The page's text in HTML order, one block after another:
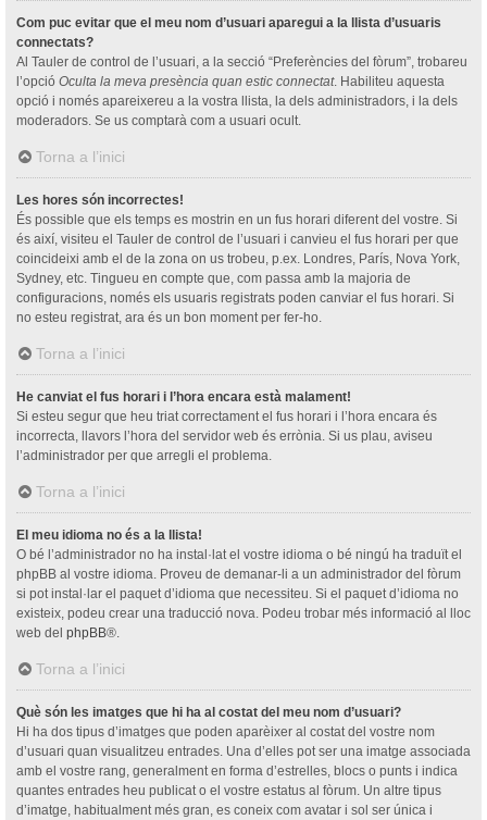
Com puc evitar que el meu nom d’usuari aparegui a la llista d’usuaris
connectats?
Al Tauler de control de l’usuari, a la secció “Preferències del fòrum”, trobareu
l’opció Oculta la meva presència quan estic connectat. Habiliteu aquesta
opció i només apareixereu a la vostra llista, la dels administradors, i la dels
moderadors. Se us comptarà com a usuari ocult.
Torna a l’inici
Les hores són incorrectes!
És possible que els temps es mostrin en un fus horari diferent del vostre. Si
és així, visiteu el Tauler de control de l’usuari i canvieu el fus horari per que
coincideixi amb el de la zona on us trobeu, p.ex. Londres, París, Nova York,
Sydney, etc. Tingueu en compte que, com passa amb la majoria de
configuracions, només els usuaris registrats poden canviar el fus horari. Si
no esteu registrat, ara és un bon moment per fer-ho.
Torna a l’inici
He canviat el fus horari i l’hora encara està malament!
Si esteu segur que heu triat correctament el fus horari i l’hora encara és
incorrecta, llavors l’hora del servidor web és errònia. Si us plau, aviseu
l’administrador per que arregli el problema.
Torna a l’inici
El meu idioma no és a la llista!
O bé l’administrador no ha instal·lat el vostre idioma o bé ningú ha traduït el
phpBB al vostre idioma. Proveu de demanar-li a un administrador del fòrum
si pot instal·lar el paquet d’idioma que necessiteu. Si el paquet d’idioma no
existeix, podeu crear una traducció nova. Podeu trobar més informació al lloc
web del phpBB®.
Torna a l’inici
Què són les imatges que hi ha al costat del meu nom d’usuari?
Hi ha dos tipus d’imatges que poden aparèixer al costat del vostre nom
d’usuari quan visualitzeu entrades. Una d’elles pot ser una imatge associada
amb el vostre rang, generalment en forma d’estrelles, blocs o punts i indica
quantes entrades heu publicat o el vostre estatus al fòrum. Un altre tipus
d’imatge, habitualment més gran, es coneix com avatar i sol ser única i